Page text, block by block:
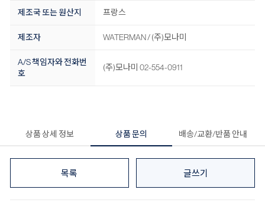
제조국 또는 원산지 프랑스
제조자 WATERMAN / (주)모나미
A/S 책임자와 전화번
호
(주)모나미 02-554-0911
상품 상세 정보 상품 문의 배송/교환/반품 안내
목록 글쓰기